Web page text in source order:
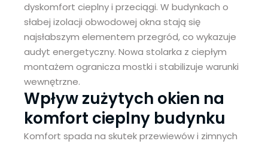
dyskomfort cieplny i przeciągi. W budynkach o
słabej izolacji obwodowej okna stają się
najsłabszym elementem przegród, co wykazuje
audyt energetyczny. Nowa stolarka z ciepłym
montażem ogranicza mostki i stabilizuje warunki
wewnętrzne.
Wpływ zużytych okien na
komfort cieplny budynku
Komfort spada na skutek przewiewów i zimnych